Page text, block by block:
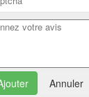
Annuler